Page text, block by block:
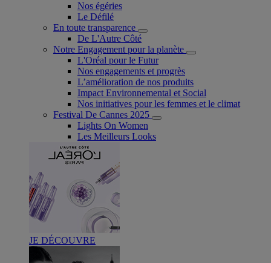
Nos égéries
Le Défilé
En toute transparence
De L'Autre Côté
Notre Engagement pour la planète
L'Oréal pour le Futur
Nos engagements et progrès
L’amélioration de nos produits
Impact Environnemental et Social
Nos initiatives pour les femmes et le climat
Festival De Cannes 2025
Lights On Women
Les Meilleurs Looks
JE DÉCOUVRE